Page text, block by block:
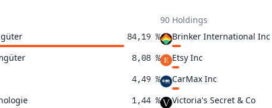
84,19 %
8,08 %
4,49 %
1,44 %
90 Holdings
Brinker International Inc
Etsy Inc
CarMax Inc
Victoria's Secret & Co